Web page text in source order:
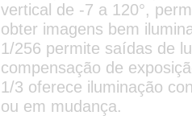
vertical de -7 a 120°,
obter imagens bem
1/256 permite saídas de
compensação de
1/3 oferece iluminação
ou em mudança.